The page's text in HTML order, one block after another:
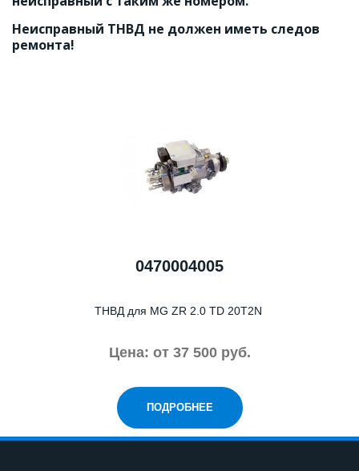
Неисправный ТНВД не должен иметь следов
ремонта!
0470004005
ТНВД для MG ZR 2.0 TD 20T2N
Цена: от 37 500 руб.
ПОДРОБНЕЕ